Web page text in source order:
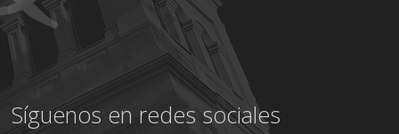
Síguenos en redes sociales